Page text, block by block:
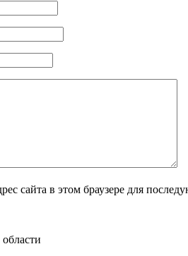
сайта в этом браузере для